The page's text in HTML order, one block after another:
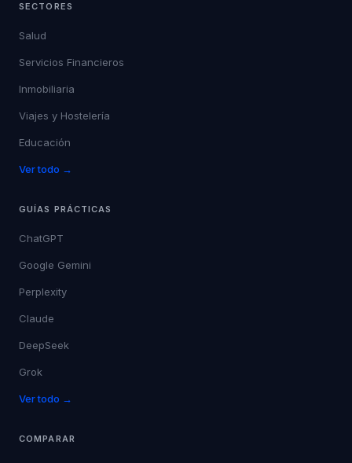
SECTORES
Salud
Servicios Financieros
Inmobiliaria
Viajes y Hostelería
Educación
Ver todo →
GUÍAS PRÁCTICAS
ChatGPT
Google Gemini
Perplexity
Claude
DeepSeek
Grok
Ver todo →
COMPARAR